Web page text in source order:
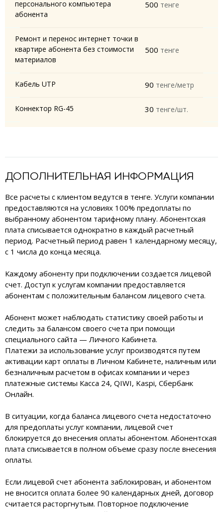
персонального компьютера
абонента
500 тенге
Ремонт и перенос интернет точки в
квартире абонента без стоимости
материалов
500 тенге
Кабель UTP 90 тенге/метр
Коннектор RG-45 30 тенге/шт.
ДОПОЛНИТЕЛЬНАЯ ИНФОРМАЦИЯ
Все расчеты с клиентом ведутся в тенге. Услуги компании
предоставляются на условиях 100% предоплаты по
выбранному абонентом тарифному плану. Абонентская
плата списывается однократно в каждый расчетный
период. Расчетный период равен 1 календарному месяцу,
с 1 числа до конца месяца.
Каждому абоненту при подключении создается лицевой
счет. Доступ к услугам компании предоставляется
абонентам с положительным балансом лицевого счета.
Абонент может наблюдать статистику своей работы и
следить за балансом своего счета при помощи
специального сайта — Личного Кабинета.
Платежи за использование услуг производятся путем
активации карт оплаты в Личном Кабинете, наличным или
безналичным расчетом в офисах компании и через
платежные системы Касса 24, QIWI, Kaspi, Сбербанк
Онлайн.
В ситуации, когда баланса лицевого счета недостаточно
для предоплаты услуг компании, лицевой счет
блокируется до внесения оплаты абонентом. Абонентская
плата списывается в полном объеме сразу после внесения
оплаты.
Если лицевой счет абонента заблокирован, и абонентом
не вносится оплата более 90 календарных дней, договор
считается расторгнутым. Повторное подключение